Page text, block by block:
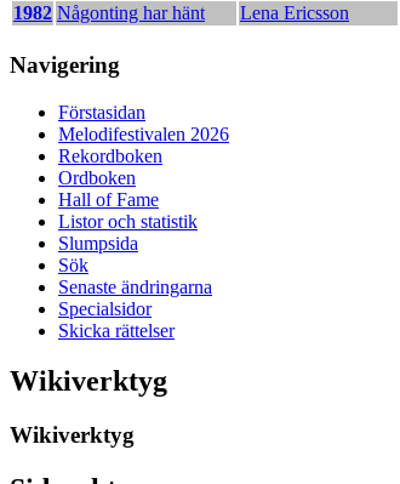
1982 Någonting har hänt Lena Ericsson
Navigering
Förstasidan
Melodifestivalen 2026
Rekordboken
Ordboken
Hall of Fame
Listor och statistik
Slumpsida
Sök
Senaste ändringarna
Specialsidor
Skicka rättelser
Wikiverktyg
Wikiverktyg